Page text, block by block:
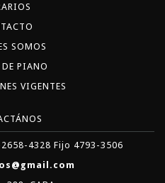
SOMOS
DE PIANO
VIGENTES
2658-4328 Fijo 4793-3506